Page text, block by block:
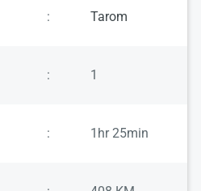
: Tarom
: 1
: 1hr 25min